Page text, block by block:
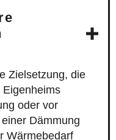
Zielsetzung, die
oder vor
Dämmung
Wärmebedarf